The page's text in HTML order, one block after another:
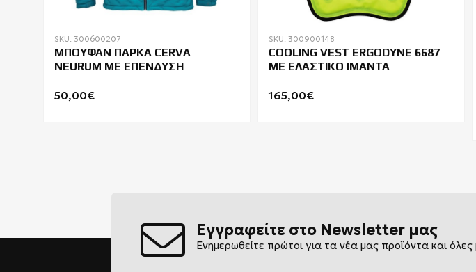
SKU: 300600207
ΜΠΟΥΦΑΝ ΠΑΡΚΑ CERVA
NEURUM ΜΕ ΕΠΕΝΔΥΣΗ
50,00€
SKU: 300900148
COOLING VEST ERGODYNE 6687
ΜΕ ΕΛΑΣΤΙΚΟ ΙΜΑΝΤΑ
165,00€
Εγγραφείτε στο Newsletter μας
Ενημερωθείτε πρώτοι για τα νέα μας προϊόντα και